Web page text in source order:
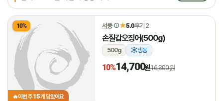
10%
🔥이번 주15개 담았어요
서풍 ★5.0후기 2
손질갑오징어(500g)
500g 냉동
10%14,700원16,300원